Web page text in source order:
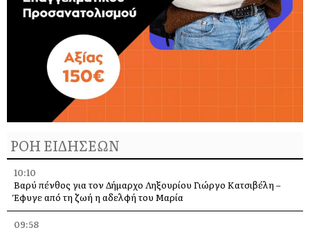
ΡΟΗ ΕΙΔΗΣΕΩΝ
10:10
Βαρύ πένθος για τον Δήμαρχο Ληξουρίου Γιώργο Κατσιβέλη –
Έφυγε από τη ζωή η αδελφή του Μαρία
09:58